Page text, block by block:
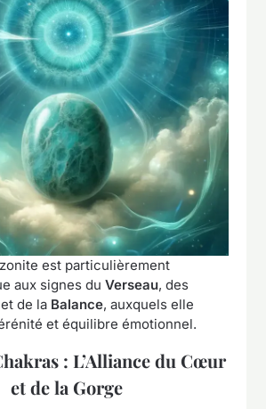
est particulièrement
aux signes du Verseau, des
et de la Balance, auxquels elle
et équilibre émotionnel.
: L’Alliance du Cœur
et de la Gorge